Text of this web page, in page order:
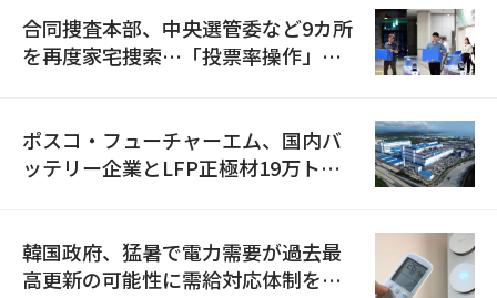
合同捜査本部、中央選管委など9カ所
を再度家宅捜索…「投票率操作」の
ポスコ・フューチャーエム、国内バ
ッテリー企業とLFP正極材19万トン
韓国政府、猛暑で電力需要が過去最
高更新の可能性に需給対応体制を点